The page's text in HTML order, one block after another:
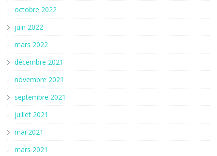
octobre 2022
juin 2022
mars 2022
décembre 2021
novembre 2021
septembre 2021
juillet 2021
mai 2021
mars 2021